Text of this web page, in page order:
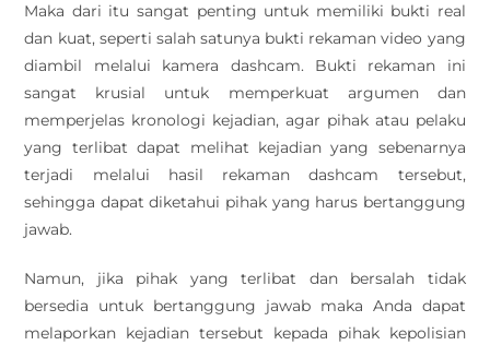
Maka dari itu sangat penting untuk memiliki bukti real
dan kuat, seperti salah satunya bukti rekaman video yang
diambil melalui kamera dashcam. Bukti rekaman ini
sangat krusial untuk memperkuat argumen dan
memperjelas kronologi kejadian, agar pihak atau pelaku
yang terlibat dapat melihat kejadian yang sebenarnya
terjadi melalui hasil rekaman dashcam tersebut,
sehingga dapat diketahui pihak yang harus bertanggung
jawab.
Namun, jika pihak yang terlibat dan bersalah tidak
bersedia untuk bertanggung jawab maka Anda dapat
melaporkan kejadian tersebut kepada pihak kepolisian